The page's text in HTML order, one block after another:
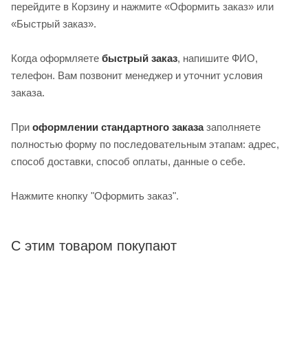
перейдите в Корзину и нажмите «Оформить заказ» или
«Быстрый заказ».
Когда оформляете быстрый заказ, напишите ФИО,
телефон. Вам позвонит менеджер и уточнит условия
заказа.
При оформлении стандартного заказа заполняете
полностью форму по последовательным этапам: адрес,
способ доставки, способ оплаты, данные о себе.
Нажмите кнопку "Оформить заказ".
С этим товаром покупают